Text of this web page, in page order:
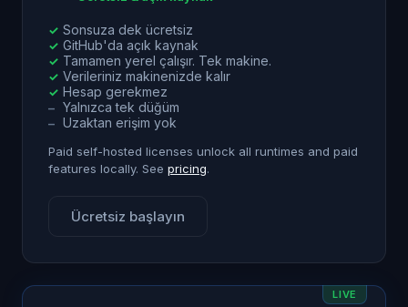
✓ Sonsuza dek ücretsiz
✓ GitHub'da açık kaynak
✓ Tamamen yerel çalışır. Tek makine.
✓ Verileriniz makinenizde kalır
✓ Hesap gerekmez
– Yalnızca tek düğüm
– Uzaktan erişim yok
Paid self-hosted licenses unlock all runtimes and paid
features locally. See pricing.
Ücretsiz başlayın
LIVE